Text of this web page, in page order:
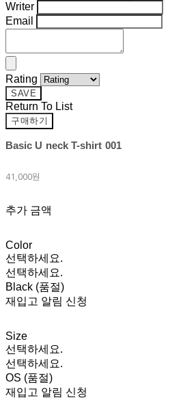
Writer
Email
Rating
SAVE
Return To List
구매하기
Basic U neck T-shirt 001
41,000원
추가 금액
Color
선택하세요.
선택하세요.
Black (품절)
재입고 알림 신청
Size
선택하세요.
선택하세요.
OS (품절)
재입고 알림 신청